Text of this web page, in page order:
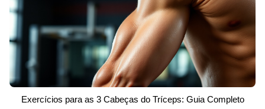
Exercícios para as 3 Cabeças do Tríceps: Guia Completo